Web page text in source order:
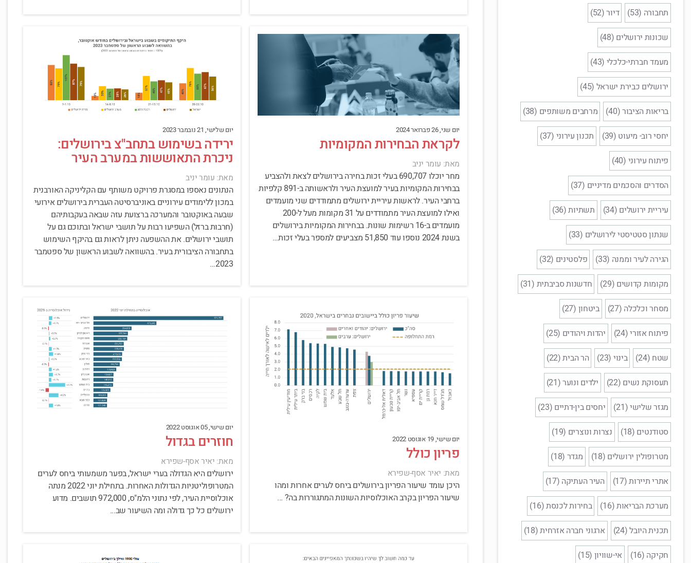
תחבורה (53)
דיור (52)
שכונות ירושלים (48)
מעמד חברתי-כלכלי (43)
ירושלים כבירת ישראל (45)
בריאות הציבור (40)
מרחבים משותפים (38)
יחסי רוב- מיעוט (39)
תכנון עירוני (37)
פיתוח עירוני (40)
הסדרים והסכמים מדיניים (37)
עיריית ירושלים (34)
תשתיות (36)
שנתון סטטיסטי לירושלים (33)
הגירה לעיר וממנה (33)
פלסטינים (32)
מקומות קדושים (29)
חדשנות סביבתית (31)
מסחר וכלכלה (27)
ביטחון (27)
פיתוח אזורי (24)
יהדות ויהודים (25)
שטח (24)
בינוי (23)
הר הבית (22)
תעסוקת נשים (22)
ילדים ונוער (21)
מגזר שלישי (21)
יחסים בין-דתיים (23)
סטודנטים (18)
נצרות ונוצרים (19)
מטרופולין ירושלים (18)
מגדר (18)
אתרי תיירות (17)
העיר העתיקה (17)
מערכת הבריאות (16)
בחירות לכנסת (16)
תכנית היובל (24)
ארגוני חברה אזרחית (18)
חקיקה (16)
אי-שוויון (15)
יום שני, 26 פברואר 2024
לקראת הבחירות המקומיות
מאת: עומר יניב
מחר יוכלו 690,707 בעלי זכות בחירה בירושלים לצאת ולהצביע
בבחירות המקומיות בעיר למועצת העיר ולראשותה ב-891 קלפיות
ברחבי העיר. לראשות עיריית ירושלים מתמודדים שני מועמדים
ואילו למועצת העיר מתמודדים על 31 מקומות מעל ל-200
מועמדים ב-16 רשימות שונות. בבחירות המקומיות בירושלים
בשנת 2024 נוספו עוד 51,850 מצביעים למספר בעלי זכות…
יום שלישי, 21 נובמבר 2023
ירידה בשימוש בתחב"צ בירושלים:
ניכרת התאוששות במערב העיר
מאת: עומר יניב
הנתונים נאספו במסגרת פרויקט משותף עם הקליניקה האורבנית
במכון ללימודים עירוניים באוניברסיטה העברית בירושלים אירועי
שבעה באוקטובר והמערכה ברצועת עזה שבאה בעקבותיהם
(חרבות ברזל) השפיעו רבות על תושבי ישראל ובתוכם גם על
תושבי ירושלים. את ההשפעה ניתן לראות גם בהיקף השימוש
בתחבורה הציבורית בעיר. בהשוואה לשבוע הראשון של ספטמבר
2023…
יום שישי, 19 אוגוסט 2022
פריון כולל
מאת: יאיר אסף-שפירא
היכן עומד שיעור הפריון בירושלים ביחס לערים אחרות ומהו
שיעור הפריון בקרב האוכלוסיות השונות המתגוררות בה? ...
יום שישי, 05 אוגוסט 2022
חוזרים בגדול
מאת: יאיר אסף-שפירא
ירושלים היא הגדולה בערי ישראל, בפער משמעותי ביחס לערים
המטרופוליטניות הגדולות האחרות. בתחילת יוני 2022 מנתה
אוכלוסיית העיר, לפי נתוני הלמ"ס, 972,000 תושבים. מדוע
ירושלים כל כך גדולה ומה השיעור שב...